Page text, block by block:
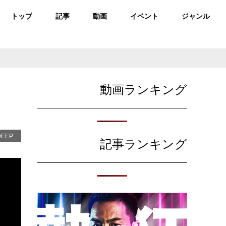
トップ 記事 動画 イベント ジャンル
動画ランキング
記事ランキング